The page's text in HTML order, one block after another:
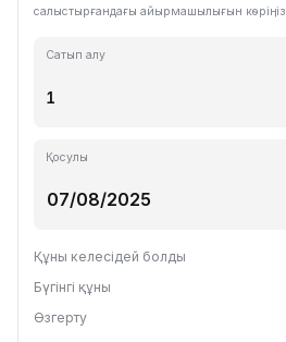
салыстырғандағы айырмашылығын көріңіз.
Сатып алу
Қосулы
Құны келесідей болды
Бүгінгі құны
Өзгерту